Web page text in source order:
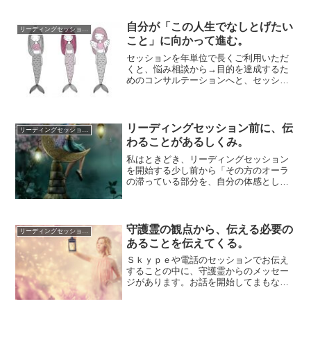
自分が「この人生でなしとげたい
こと」に向かって進む。
セッションを年単位で長くご利用いただ
くと、悩み相談から→目的を達成するた
めのコンサルテーションへと、セッショ
リーディングセッションについて
リーディングセッション前に、伝
わることがあるしくみ。
私はときどき、リーディングセッション
を開始する少し前から「その方のオーラ
の滞っている部分を、自分の体感として
リーディングセッションについて
守護霊の観点から、伝える必要の
あることを伝えてくる。
Ｓｋｙｐｅや電話のセッションでお伝え
することの中に、守護霊からのメッセー
ジがあります。お話を開始してまもな